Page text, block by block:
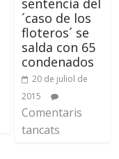
sentencia del
´caso de los
floteros´ se
salda con 65
condenados
20 de juliol de
2015
Comentaris
tancats